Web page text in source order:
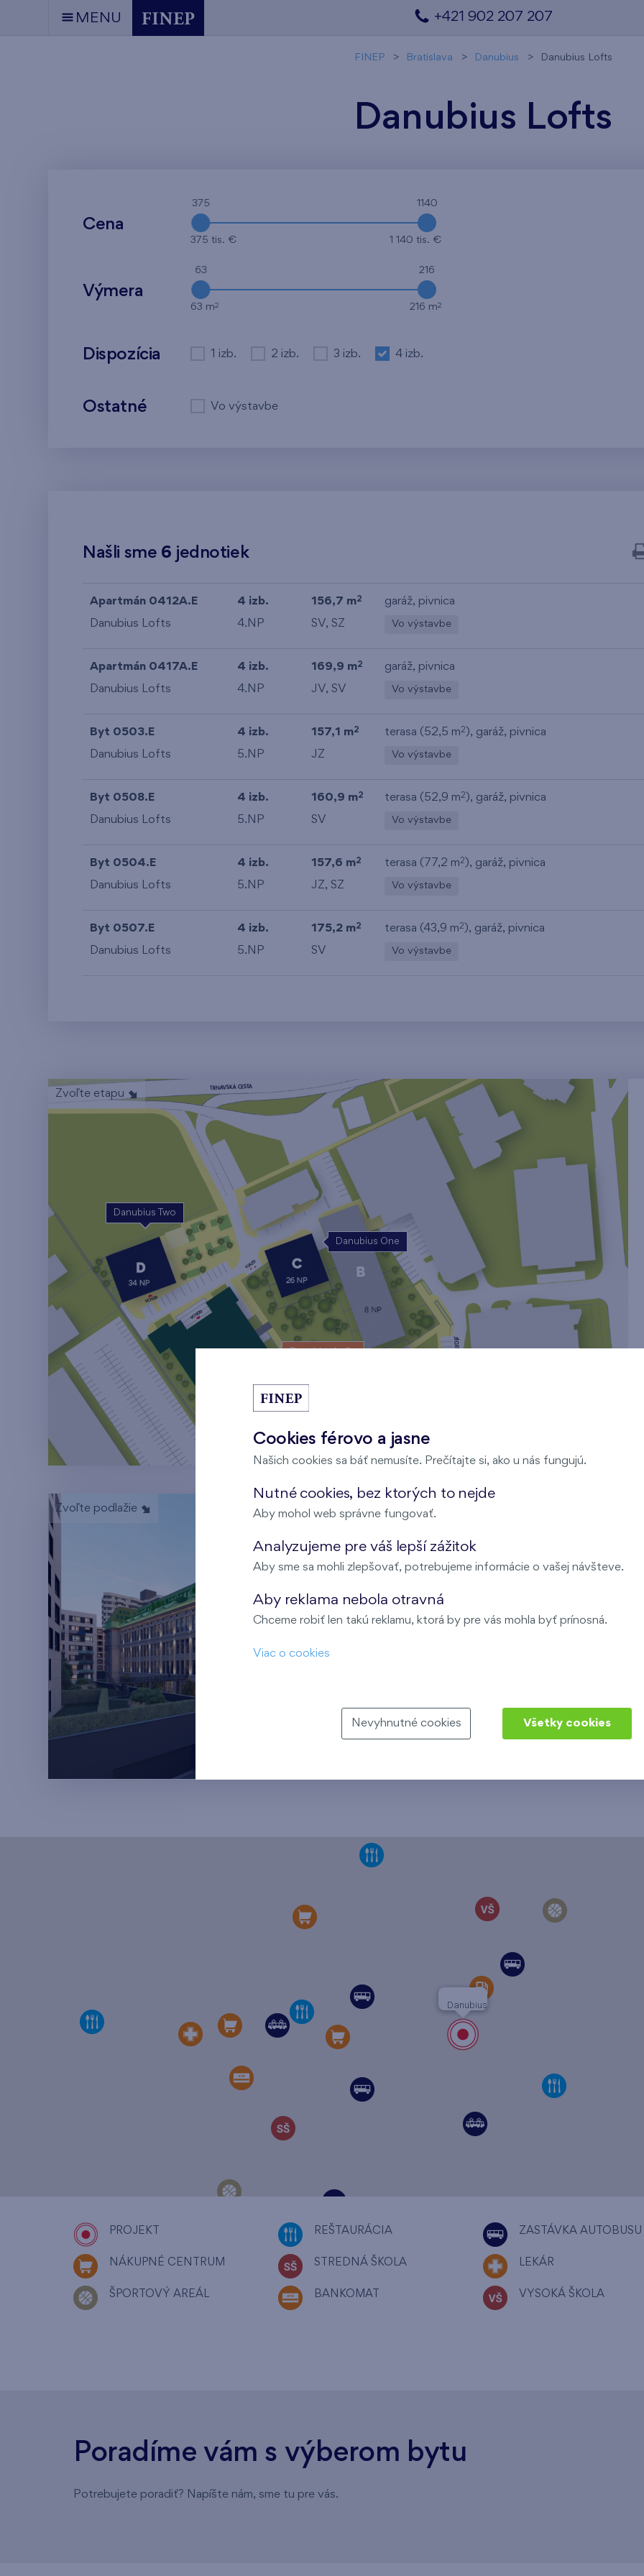
MENU +421 902 207 207
FINEP Bratislava Danubius Danubius Lofts
Danubius Lofts
Cena
375 1140
375 tis. € 1 140 tis. €
Výmera
63 216
63 m2 216 m2
Dispozícia 1 izb. 2 izb. 3 izb. 4 izb.
Ostatné Vo výstavbe
Našli sme 6 jednotiek
Apartmán 0412A.E 4 izb. 156,7 m2 garáž, pivnica
Danubius Lofts 4.NP SV, SZ Vo výstavbe
Apartmán 0417A.E 4 izb. 169,9 m2 garáž, pivnica
Danubius Lofts 4.NP JV, SV Vo výstavbe
Byt 0503.E 4 izb. 157,1 m2 terasa (52,5 m2 ), garáž, pivnica
Danubius Lofts 5.NP JZ Vo výstavbe
Byt 0508.E 4 izb. 160,9 m2 terasa (52,9 m2 ), garáž, pivnica
Danubius Lofts 5.NP SV Vo výstavbe
Byt 0504.E 4 izb. 157,6 m2 terasa (77,2 m2 ), garáž, pivnica
Danubius Lofts 5.NP JZ, SZ Vo výstavbe
Byt 0507.E 4 izb. 175,2 m2 terasa (43,9 m2 ), garáž, pivnica
Danubius Lofts 5.NP SV Vo výstavbe
Zvoľte etapu
Danubius One
Danubius Lofts
Danubius Two
Zvoľte podlažie
Danubius
PROJEKT REŠTAURÁCIA ZASTÁVKA AUTOBUSU
NÁKUPNÉ CENTRUM STREDNÁ ŠKOLA LEKÁR
ŠPORTOVÝ AREÁL BANKOMAT VYSOKÁ ŠKOLA
Poradíme vám s výberom bytu
Potrebujete poradiť? Napíšte nám, sme tu pre vás.
Cookies férovo a jasne
Našich cookies sa báť nemusíte. Prečítajte si, ako u nás fungujú.
Nutné cookies, bez ktorých to nejde
Aby mohol web správne fungovať.
Analyzujeme pre váš lepší zážitok
Aby sme sa mohli zlepšovať, potrebujeme informácie o vašej návšteve.
Aby reklama nebola otravná
Chceme robiť len takú reklamu, ktorá by pre vás mohla byť prínosná.
Viac o cookies
Nevyhnutné cookies Všetky cookies